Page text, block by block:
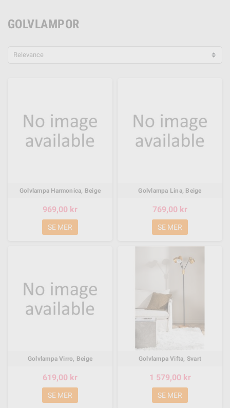
GOLVLAMPOR
Relevance
Golvlampa Harmonica, Beige
969,00 kr
SE MER
Golvlampa Lina, Beige
769,00 kr
SE MER
Golvlampa Virro, Beige
619,00 kr
SE MER
Golvlampa Vifta, Svart
1 579,00 kr
SE MER